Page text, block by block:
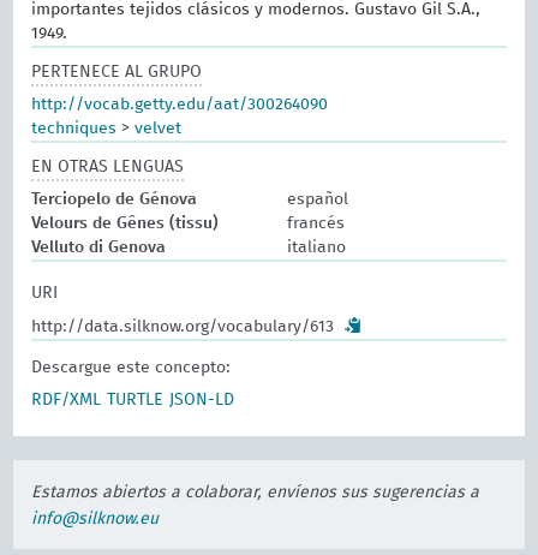
importantes tejidos clásicos y modernos. Gustavo Gil S.A.,
1949.
PERTENECE AL GRUPO
http://vocab.getty.edu/aat/300264090
techniques >velvet
EN OTRAS LENGUAS
Terciopelo de Génova
español
Velours de Gênes (tissu)
francés
Velluto di Genova
italiano
URI
http://data.silknow.org/vocabulary/613
Descargue este concepto:
RDF/XML
TURTLE JSON-LD
Estamos abiertos a colaborar, envíenos sus sugerencias a
info@silknow.eu